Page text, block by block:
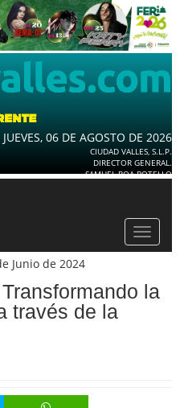
JUEVES, 06 DE AGOSTO DE 2026
CIUDAD VALLES, S.L.P.
DIRECTOR GENERAL.
SAMUEL ROA BOTELLO
Toggle
Junio de 2024
la
través de la